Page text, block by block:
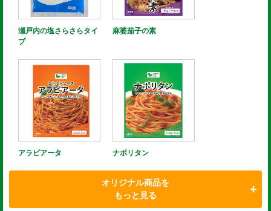
瀬戸内の塩さらさらタイ
プ
麻婆茄子の素
アラビアータ ナポリタン
オリジナル商品を
もっと見る